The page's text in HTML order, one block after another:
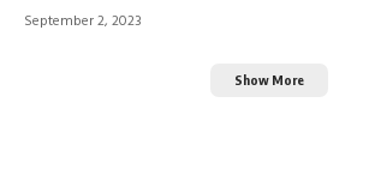
September 2, 2023
Show More